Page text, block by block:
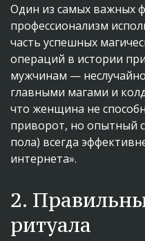
Один из самых важных
профессионализм
часть успешных
операций в истории
мужчинам —
главными магами и
что женщина не
приворот, но опытный
пола) всегда
интернета».
2.
ритуала